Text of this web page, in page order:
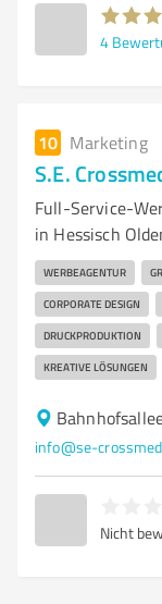
4
10 Marketing
S.E.
Full-Service-
in Hessisch
WERBEAGENTUR
CORPORATE DESIGN
DRUCKPRODUKTION
KREATIVE LÖSUNGEN
info@se-
Nicht